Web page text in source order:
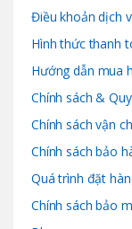
Điều khoản dịch
Hình thức thanh
Hướng dẫn mua
Chính sách &
Chính sách vận
Chính sách bảo
Quá trình đặt
Chính sách bảo